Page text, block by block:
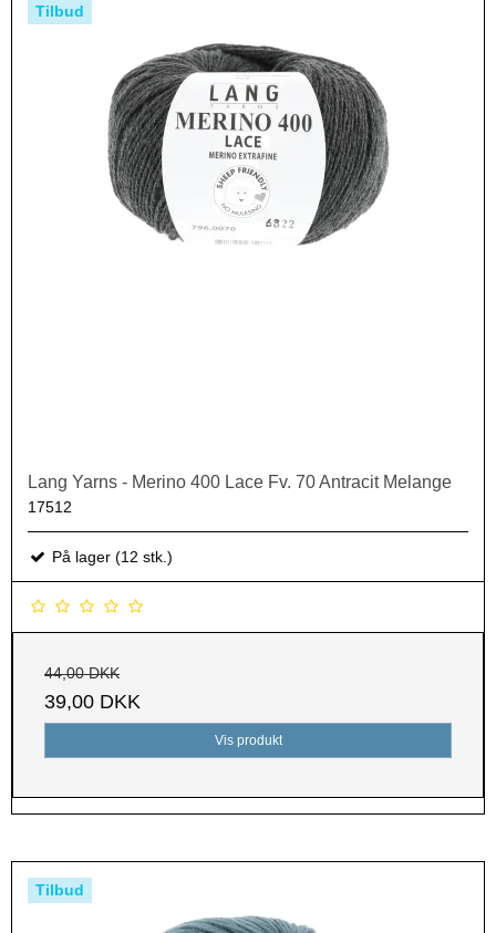
Tilbud
Lang Yarns - Merino 400 Lace Fv. 70 Antracit Melange
17512
På lager (12 stk.)
44,00 DKK
39,00 DKK
Vis produkt
Tilbud